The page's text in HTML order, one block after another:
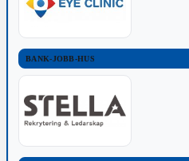
BANK-JOBB-HUS